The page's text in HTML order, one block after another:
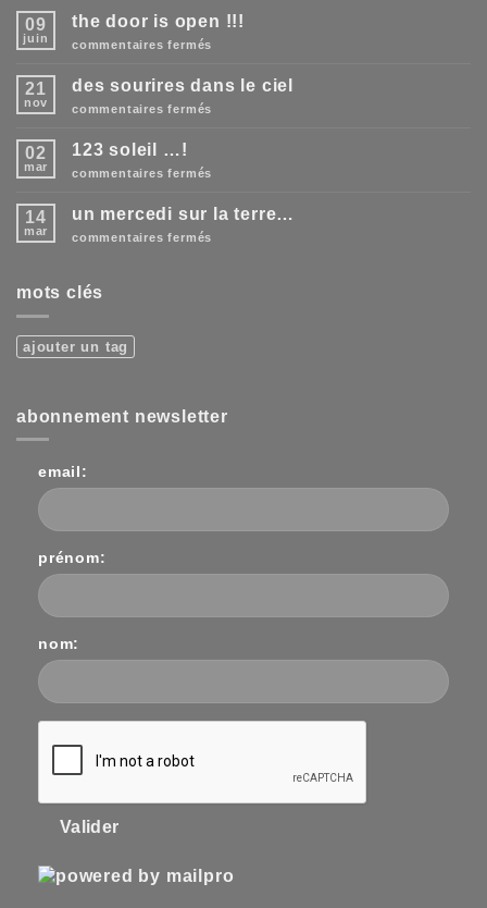
09
juin
the door is open !!!
commentaires fermés
is
21
nov
des sourires dans le ciel
commentaires fermés
02
mar
123 soleil …!
commentaires fermés
…!
14
mar
un mercedi sur la terre…
commentaires fermés
mots clés
ajouter un tag
abonnement newsletter
email:
prénom:
nom:
Valider